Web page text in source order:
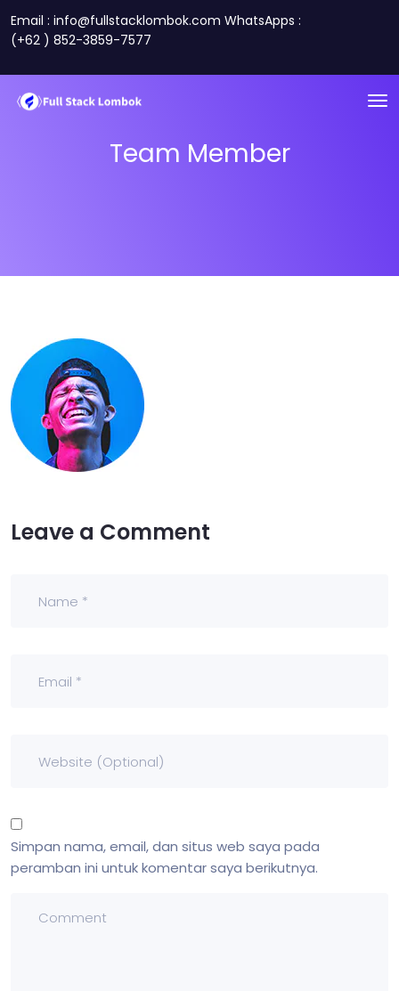
Email : info@fullstacklombok.com WhatsApps :
(+62 ) 852-3859-7577
Team Member
Leave a Comment
Simpan nama, email, dan situs web saya pada
peramban ini untuk komentar saya berikutnya.